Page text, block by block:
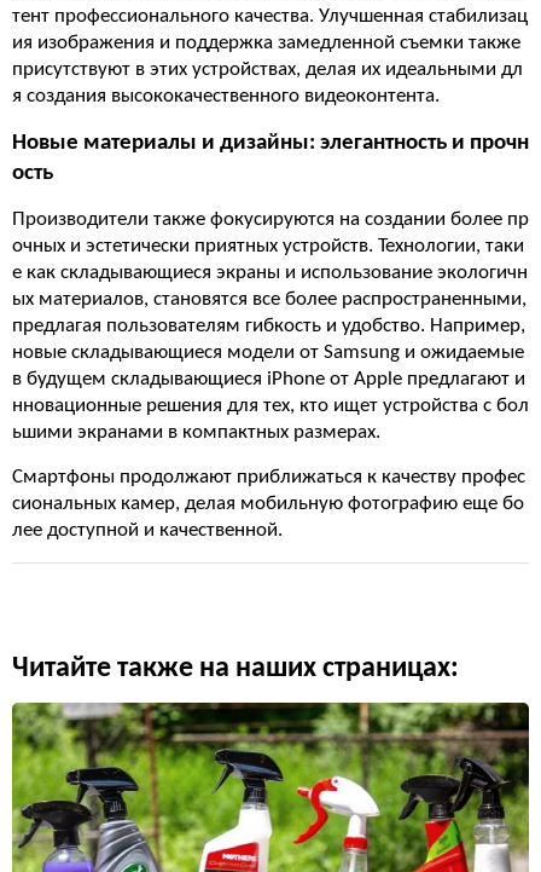
тент профессионального качества. Улучшенная стабилизац
ия изображения и поддержка замедленной съемки также
присутствуют в этих устройствах, делая их идеальными дл
я создания высококачественного видеоконтента.
Новые материалы и дизайны: элегантность и прочн
ость
Производители также фокусируются на создании более пр
очных и эстетически приятных устройств. Технологии, таки
е как складывающиеся экраны и использование экологичн
ых материалов, становятся все более распространенными,
предлагая пользователям гибкость и удобство. Например,
новые складывающиеся модели от Samsung и ожидаемые
в будущем складывающиеся iPhone от Apple предлагают и
нновационные решения для тех, кто ищет устройства с бол
ьшими экранами в компактных размерах.
Смартфоны продолжают приближаться к качеству профес
сиональных камер, делая мобильную фотографию еще бо
лее доступной и качественной.
Читайте также на наших страницах: